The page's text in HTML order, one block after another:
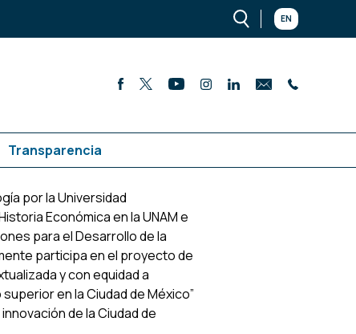
EN
Transparencia
por la Universidad
Económica en la UNAM e
para el Desarrollo de la
participa en el proyecto de
y con equidad a
en la Ciudad de México”
de la Ciudad de